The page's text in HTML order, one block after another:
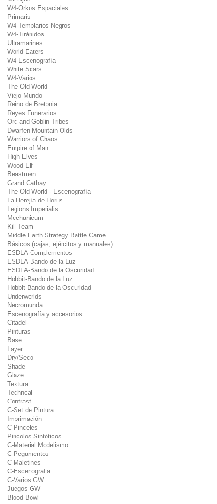
W4-Orkos Espaciales
Primaris
W4-Templarios Negros
W4-Tiránidos
Ultramarines
World Eaters
W4-Escenografía
White Scars
W4-Varios
The Old World
Viejo Mundo
Reino de Bretonia
Reyes Funerarios
Orc and Goblin Tribes
Dwarfen Mountain Olds
Warriors of Chaos
Empire of Man
High Elves
Wood Elf
Beastmen
Grand Cathay
The Old World - Escenografía
La Herejía de Horus
Legions Imperialis
Mechanicum
Kill Team
Middle Earth Strategy Battle Game
Básicos (cajas, ejércitos y manuales)
ESDLA-Complementos
ESDLA-Bando de la Luz
ESDLA-Bando de la Oscuridad
Hobbit-Bando de la Luz
Hobbit-Bando de la Oscuridad
Underworlds
Necromunda
Escenografía y accesorios
Citadel-
Pinturas
Base
Layer
Dry/Seco
Shade
Glaze
Textura
Techncal
Contrast
C-Set de Pintura
Imprimación
C-Pinceles
Pinceles Sintéticos
C-Material Modelismo
C-Pegamentos
C-Maletines
C-Escenografia
C-Varios GW
Juegos GW
Blood Bowl